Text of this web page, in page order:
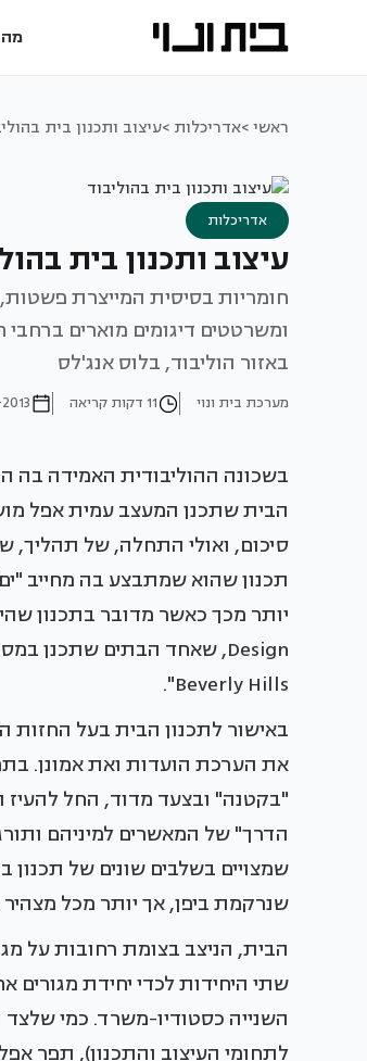
ראשי >אדריכלות >עיצוב ותכנון בית
אדריכלות
עיצוב ותכנון בית
חומריות בסיסית המייצרת פשטות,
ומשרטטים דיגומים מוארים
באזור הוליבוד, בלוס אנג'לס
מערכת בית ונוי 11 דקות קריאה
בשכונה ההוליבודית האמידה בה
הבית שתכנן המעצב עמית אפל
סיכום, ואולי התחלה, של תהליך,
תכנון שהוא שמתבצע בה מחייב
Beverly Hills".
את הערכת הועדות ואת אמונן.
"בקטנה" ובצעד מדוד, החל
הדרך" של המאשרים למיניהם
שמצויים בשלבים שונים של תכנון
שנרקמת ביפן, אך יותר מכל מצהיר
הבית, הניצב בצומת רחובות על
שתי היחידות לכדי יחידת מגורים
השנייה כסטודיו-משרד. כמי שלצד
לתחומי העיצוב והתכנון), תפר